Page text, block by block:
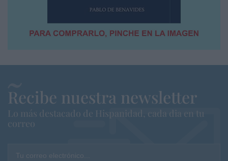
Recibe nuestra newsletter
Lo más destacado de Hispanidad, cada dia en tu
correo
Tu correo electrónico...